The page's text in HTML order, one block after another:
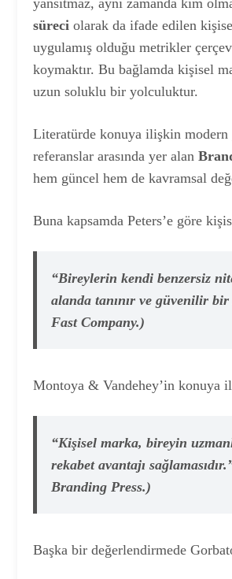
yansıtmaz, aynı zamanda kim
süreci olarak da ifade edilen
uygulamış olduğu metrikler
koymaktır. Bu bağlamda kişisel
uzun soluklu bir yolculuktur.
Literatürde konuya ilişkin modern
referanslar arasında yer alan
hem güncel hem de kavramsal
Buna kapsamda Peters’e göre
“Bireylerin kendi benzersiz
alanda tanınır ve güvenilir
Fast Company.)
Montoya & Vandehey’in konuya
“Kişisel marka, bireyin
rekabet avantajı
Branding Press.)
Başka bir değerlendirmede